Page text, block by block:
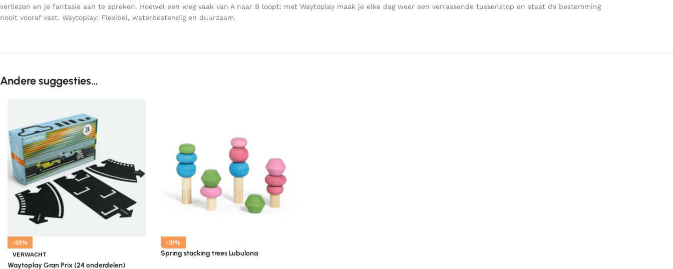
verliezen en je fantasie aan te spreken. Hoewel een weg vaak van A naar B loopt: met Waytoplay maak je elke dag weer een verrassende tussenstop en staat de bestemming
nooit vooraf vast. Waytoplay: Flexibel, waterbestendig en duurzaam.
Andere suggesties…
-25%
VERWACHT
Waytoplay Gran Prix (24 onderdelen)
-31%
Spring stacking trees Lubulona